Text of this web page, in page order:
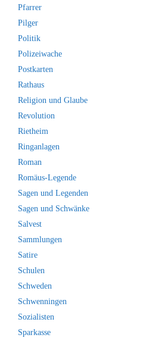
Pfarrer
Pilger
Politik
Polizeiwache
Postkarten
Rathaus
Religion und Glaube
Revolution
Rietheim
Ringanlagen
Roman
Romäus-Legende
Sagen und Legenden
Sagen und Schwänke
Salvest
Sammlungen
Satire
Schulen
Schweden
Schwenningen
Sozialisten
Sparkasse